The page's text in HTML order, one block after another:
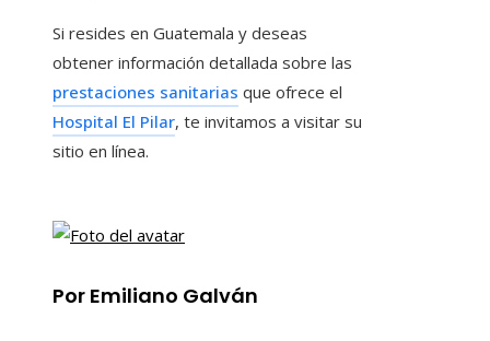
Si resides en Guatemala y deseas
obtener información detallada sobre las
prestaciones sanitarias que ofrece el
Hospital El Pilar, te invitamos a visitar su
sitio en línea.
Por Emiliano Galván